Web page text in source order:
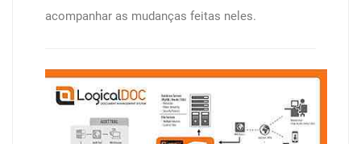
acompanhar as mudanças feitas neles.